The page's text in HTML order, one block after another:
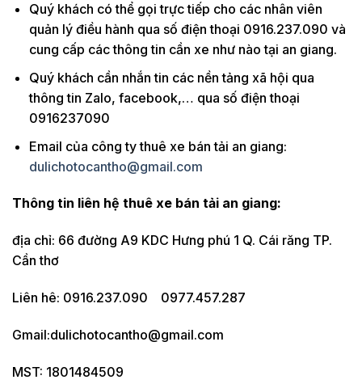
Quý khách có thể gọi trực tiếp cho các nhân viên
quản lý điều hành qua số điện thoại 0916.237.090 và
cung cấp các thông tin cần xe như nào tại an giang.
Quý khách cần nhắn tin các nền tảng xã hội qua
thông tin Zalo, facebook,… qua số điện thoại
0916237090
Email của công ty thuê xe bán tải an giang:
dulichotocantho@gmail.com
Thông tin liên hệ thuê xe bán tải an giang:
địa chỉ: 66 đường A9 KDC Hưng phú 1 Q. Cái răng TP.
Cần thơ
Liên hê: 0916.237.090 0977.457.287
Gmail:dulichotocantho@gmail.com
MST: 1801484509